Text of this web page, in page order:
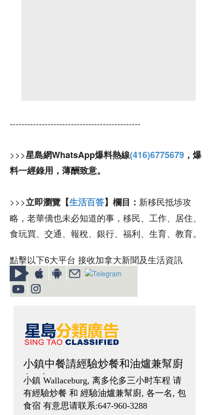
---------------------------------------------
>>>星島網WhatsApp爆料熱線(416)6775679 ，爆
料一經錄用，薄酬致意。
>>>立即瀏覽【生活百答】欄目： 新移民抵埗攻
略，老華僑也未必知道的事，移民、工作、居住、
食玩買、交通、報稅、銀行、福利、生育、教育。
點擊以下6大平台 接收加拿大新聞及生活資訊